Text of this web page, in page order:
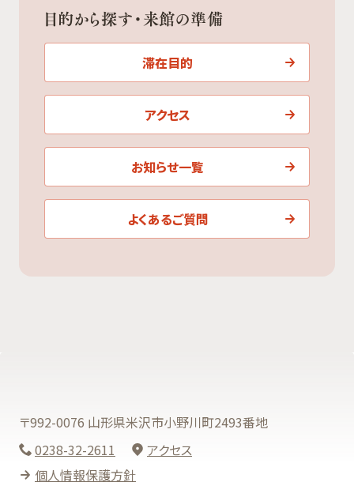
目的から探す・来館の準備
滞在目的
アクセス
お知らせ一覧
よくあるご質問
〒992-0076 山形県米沢市小野川町2493番地
0238-32-2611
アクセス
個人情報保護方針